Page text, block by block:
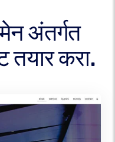
अंतर्गत
तयार करा.